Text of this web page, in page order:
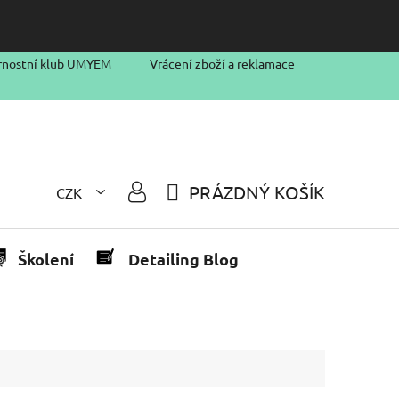
klub UMYEM
Vrácení zboží a reklamace
CZK
KOŠÍK
PRÁZDNÝ KOŠÍK
Školení Detailing Blog